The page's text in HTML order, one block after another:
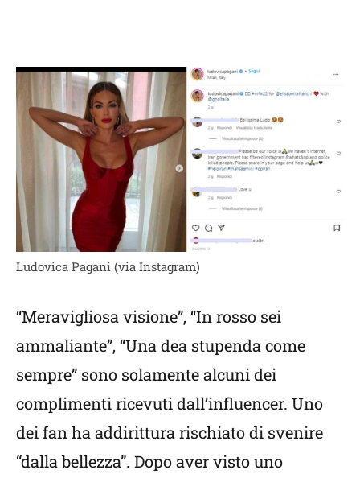
Ludovica Pagani (via Instagram)
“Meravigliosa visione”, “In rosso sei
ammaliante”, “Una dea stupenda come
sempre” sono solamente alcuni dei
complimenti ricevuti dall’influencer. Uno
dei fan ha addirittura rischiato di svenire
“dalla bellezza”. Dopo aver visto uno